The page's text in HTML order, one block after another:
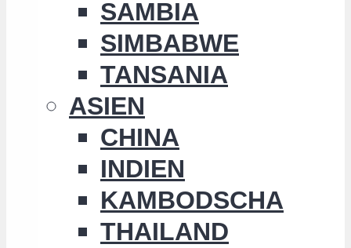
SAMBIA
SIMBABWE
TANSANIA
ASIEN
CHINA
INDIEN
KAMBODSCHA
THAILAND